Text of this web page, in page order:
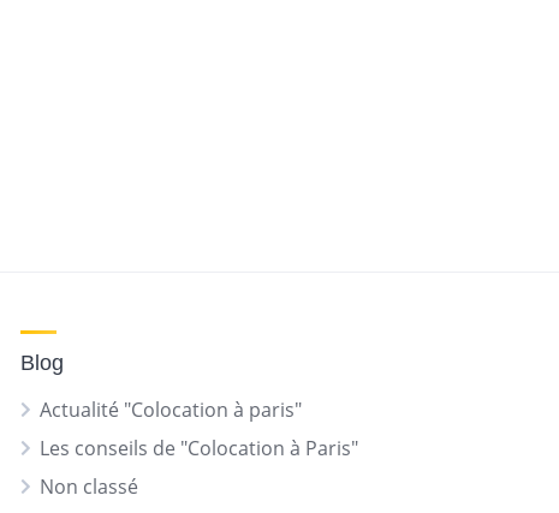
Blog
Actualité "Colocation à paris"
Les conseils de "Colocation à Paris"
Non classé